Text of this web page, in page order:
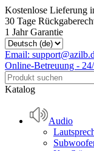
Kostenlose Lieferung
30 Tage
1 Jahr Garantie
Email:
Online-Betreuung -
Katalog
Audio